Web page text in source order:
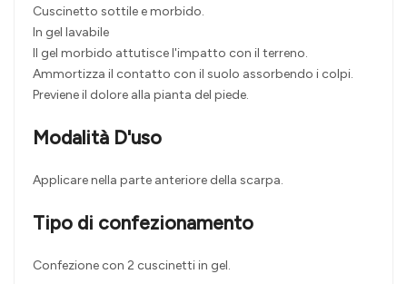
Cuscinetto sottile e morbido.
In gel lavabile
Il gel morbido attutisce l'impatto con il terreno.
Ammortizza il contatto con il suolo assorbendo i colpi.
Previene il dolore alla pianta del piede.
Modalità D'uso
Applicare nella parte anteriore della scarpa.
Tipo di confezionamento
Confezione con 2 cuscinetti in gel.